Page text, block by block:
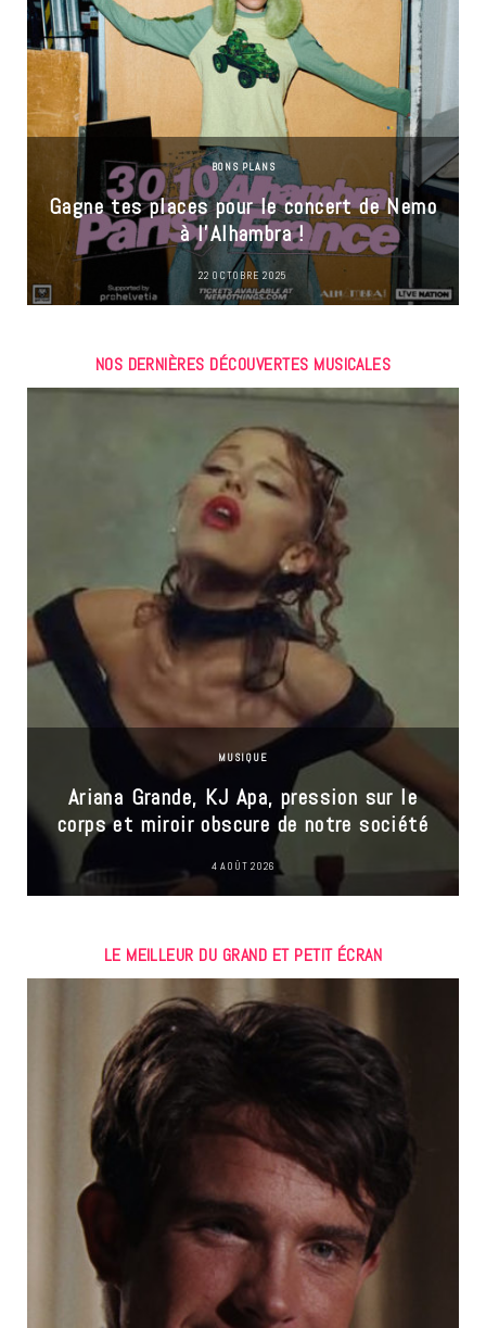
BONS PLANS
Gagne tes places pour le concert de Nemo
à l’Alhambra !
22 OCTOBRE 2025
NOS DERNIÈRES DÉCOUVERTES MUSICALES
MUSIQUE
Ariana Grande, KJ Apa, pression sur le
corps et miroir obscure de notre société
4 AOÛT 2026
LE MEILLEUR DU GRAND ET PETIT ÉCRAN